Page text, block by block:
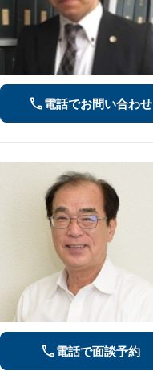
電話でお問い合わせ
電話で面談予約